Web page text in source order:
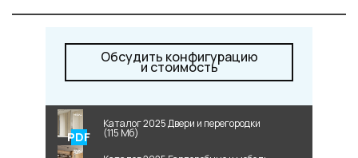
Обсудить конфигурацию
и стоимость
Каталог 2025 Двери и перегородки
(115 Мб)
salon@miksal.ru